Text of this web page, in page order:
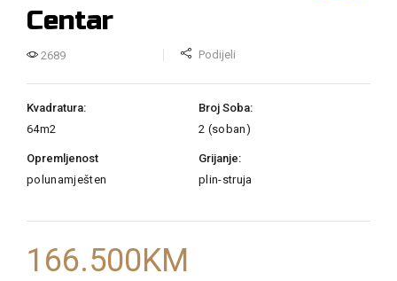
Centar
2689 Podijeli
Kvadratura:
64m2
Broj Soba:
2 (soban)
Opremljenost
polunamješten
Grijanje:
plin-struja
166.500KM